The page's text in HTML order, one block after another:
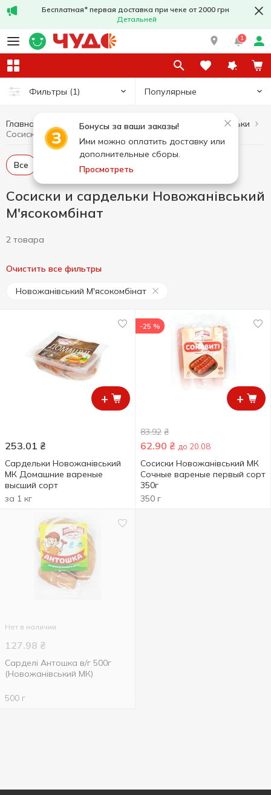
Бесплатная* первая доставка при чеке от 2000 грн
Детальней
1
Фильтры (1) Популярные
Бонусы за ваши заказы!
Ими можно оплатить доставку или
дополнительные сборы.
Просмотреть
Главная Мясо и колбасные изделия
Сосиски и сардельки
Все Сосиски
Сосиски и сардельки Новожанівський
М'ясокомбінат
2 товара
Очистить все фильтры
Новожанівський М'ясокомбінат
+
253.01 ₴
Сардельки Новожанівський
МК Домашние вареные
высший сорт
за 1 кг
+
-25 %
83.92 ₴
62.90 ₴ до 20.08
Сосиски Новожанівський МК
Сочные вареные первый сорт
350г
350 г
Нет в наличии
127.98 ₴
Сарделі Антошка в/г 500г
(Новожанівський МК)
500 г